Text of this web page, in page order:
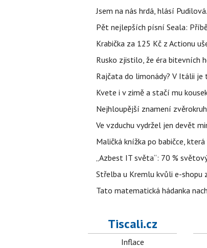
Jsem na nás hrdá, hlásí
Pět nejlepších písní Seala:
Krabička za 125 Kč z Actionu
Rusko zjistilo, že éra bitevních
Rajčata do limonády? V Itálii je
Kvete i v zimě a stačí mu
Nejhloupější znamení
Ve vzduchu vydržel jen devět
Maličká knížka po babičce,
„Azbest IT světa“: 70 %
Střelba u Kremlu kvůli e-shopu
Tato matematická hádanka
Tiscali.cz
Inflace